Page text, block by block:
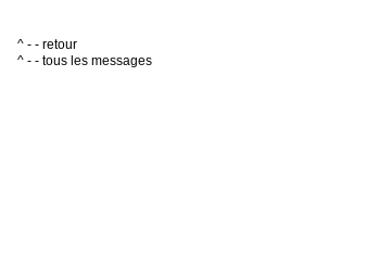
^ - - retour
^ - - tous les messages